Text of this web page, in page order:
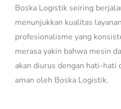
Boska Logistik seiring
menunjukkan kualitas
profesionalisme yang
merasa yakin bahwa mesin
akan diurus dengan hati-hati
aman oleh Boska Logistik.